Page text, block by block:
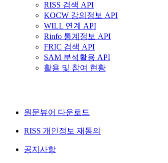
RISS 검색 API
KOCW 강의정보 API
WILL 연계 API
Rinfo 통계정보 API
FRIC 검색 API
SAM 분석활용 API
활용 및 참여 현황
원문뷰어 다운로드
RISS 개인정보 재동의
공지사항